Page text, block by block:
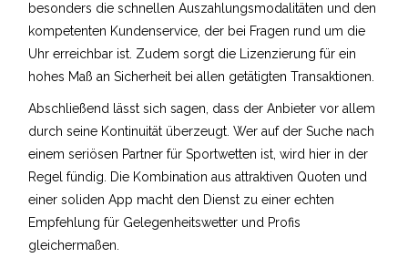
besonders die schnellen Auszahlungsmodalitäten und den
kompetenten Kundenservice, der bei Fragen rund um die
Uhr erreichbar ist. Zudem sorgt die Lizenzierung für ein
hohes Maß an Sicherheit bei allen getätigten Transaktionen.
Abschließend lässt sich sagen, dass der Anbieter vor allem
durch seine Kontinuität überzeugt. Wer auf der Suche nach
einem seriösen Partner für Sportwetten ist, wird hier in der
Regel fündig. Die Kombination aus attraktiven Quoten und
einer soliden App macht den Dienst zu einer echten
Empfehlung für Gelegenheitswetter und Profis
gleichermaßen.